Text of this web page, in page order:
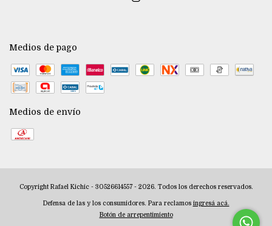
Medios de pago
Medios de envío
Copyright Rafael Kichic - 30526614557 - 2026. Todos los derechos reservados.
Defensa de las y los consumidores. Para reclamos ingresá acá.
Botón de arrepentimiento